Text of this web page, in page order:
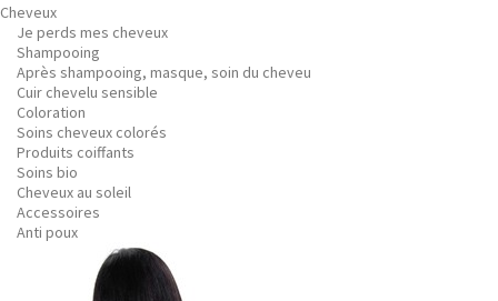
Cheveux
Je perds mes cheveux
Shampooing
Après shampooing, masque, soin du cheveu
Cuir chevelu sensible
Coloration
Soins cheveux colorés
Produits coiffants
Soins bio
Cheveux au soleil
Accessoires
Anti poux